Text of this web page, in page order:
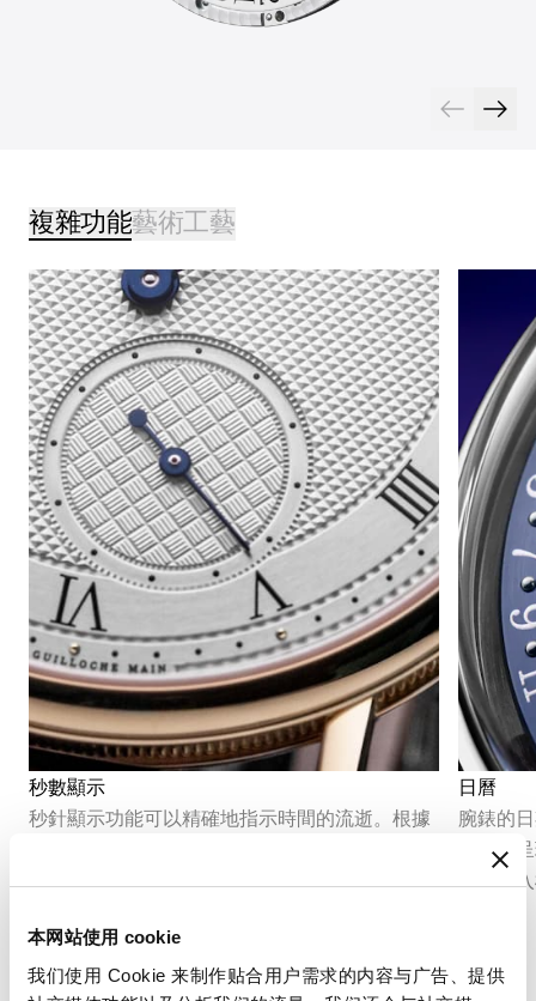
本网站使用 cookie
我们使用 Cookie 来制作贴合用户需求的内容与广告、提供
複雜功能藝術工藝
秒數顯示
秒針顯示功能可以精確地指示時間的流逝。根據
秒盤，並融入錶盤的整體佈局之中。
日曆
腕錶的
曆盤來
準地融